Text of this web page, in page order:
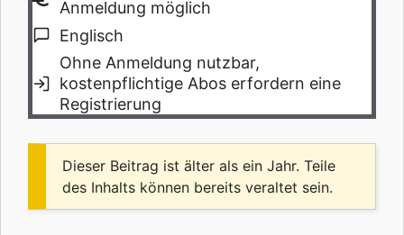
Anmeldung möglich
Englisch
Ohne Anmeldung nutzbar,
kostenpflichtige Abos erfordern eine
Registrierung
Dieser Beitrag ist älter als ein Jahr. Teile
des Inhalts können bereits veraltet sein.